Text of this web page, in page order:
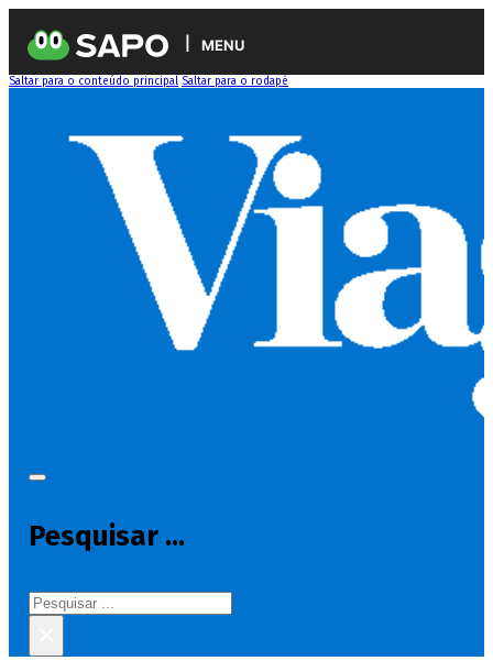
MENU
Saltar para o conteúdo principal Saltar para o rodapé
Pesquisar ...
Pesquisar